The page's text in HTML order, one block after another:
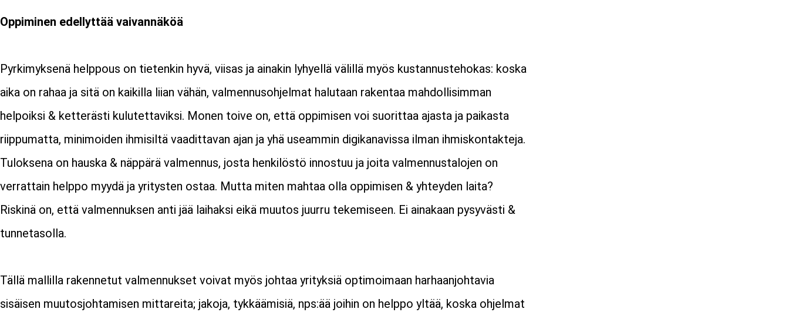
Oppiminen edellyttää vaivannäköä
Pyrkimyksenä helppous on tietenkin hyvä, viisas ja ainakin lyhyellä välillä myös kustannustehokas: koska
aika on rahaa ja sitä on kaikilla liian vähän, valmennusohjelmat halutaan rakentaa mahdollisimman
helpoiksi & ketterästi kulutettaviksi. Monen toive on, että oppimisen voi suorittaa ajasta ja paikasta
riippumatta, minimoiden ihmisiltä vaadittavan ajan ja yhä useammin digikanavissa ilman ihmiskontakteja.
Tuloksena on hauska & näppärä valmennus, josta henkilöstö innostuu ja joita valmennustalojen on
verrattain helppo myydä ja yritysten ostaa. Mutta miten mahtaa olla oppimisen & yhteyden laita?
Riskinä on, että valmennuksen anti jää laihaksi eikä muutos juurru tekemiseen. Ei ainakaan pysyvästi &
tunnetasolla.
Tällä mallilla rakennetut valmennukset voivat myös johtaa yrityksiä optimoimaan harhaanjohtavia
sisäisen muutosjohtamisen mittareita; jakoja, tykkäämisiä, nps:ää joihin on helppo yltää, koska ohjelmat